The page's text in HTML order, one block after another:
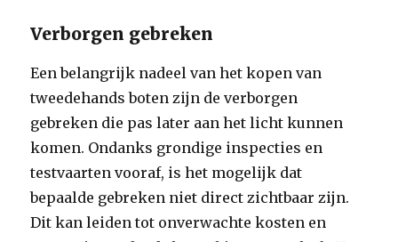
Verborgen gebreken
Een belangrijk nadeel van het kopen van
tweedehands boten zijn de verborgen
gebreken die pas later aan het licht kunnen
komen. Ondanks grondige inspecties en
testvaarten vooraf, is het mogelijk dat
bepaalde gebreken niet direct zichtbaar zijn.
Dit kan leiden tot onverwachte kosten en